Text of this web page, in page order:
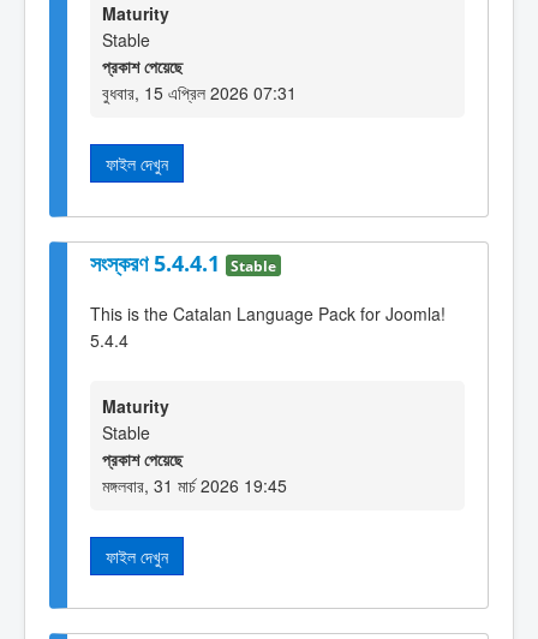
Maturity
Stable
প্রকাশ পেয়েছে
বুধবার, 15 এপ্রিল 2026 07:31
ফাইল দেখুন
সংস্করণ 5.4.4.1 Stable
This is the Catalan Language Pack for Joomla!
5.4.4
Maturity
Stable
প্রকাশ পেয়েছে
মঙ্গলবার, 31 মার্চ 2026 19:45
ফাইল দেখুন